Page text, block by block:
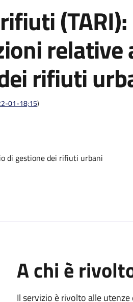
(TARI):
relative
rifiuti
01-18;15)
di gestione dei rifiuti urbani
A chi è
Il servizio è rivolto alle